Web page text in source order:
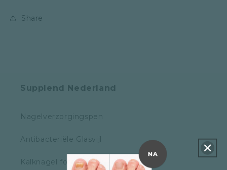
Share
Supplend Nederland
Nagelverzorgingspen
Antibacteriële Glasvijl
Kalknagel foto's